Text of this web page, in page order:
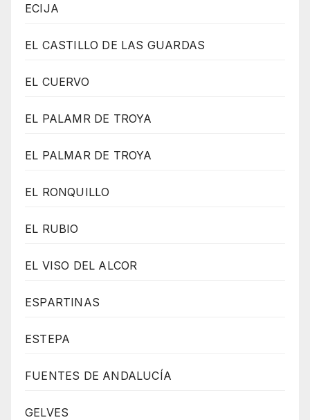
ECIJA
EL CASTILLO DE LAS GUARDAS
EL CUERVO
EL PALAMR DE TROYA
EL PALMAR DE TROYA
EL RONQUILLO
EL RUBIO
EL VISO DEL ALCOR
ESPARTINAS
ESTEPA
FUENTES DE ANDALUCÍA
GELVES